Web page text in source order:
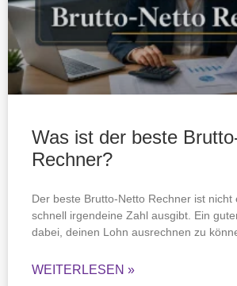
Was ist der beste
Rechner?
Der beste Brutto-Netto Rechner ist nicht
schnell irgendeine Zahl ausgibt. Ein
dabei, deinen Lohn ausrechnen zu
WEITERLESEN »